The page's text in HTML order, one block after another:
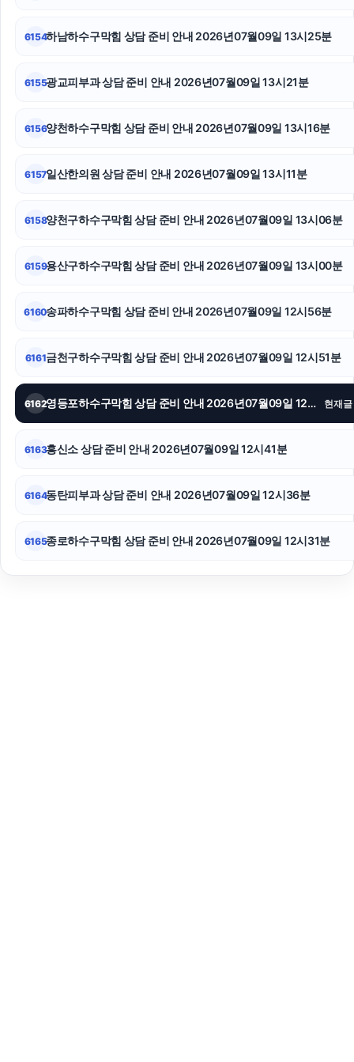
용산구하수구막힘
강남성범죄변호사
이혼재산분할
강아지보호소
6154하남하수구막힘 상담 준비 안내 2026년07월09일 13시25분
6155광교피부과 상담 준비 안내 2026년07월09일 13시21분
6156양천하수구막힘 상담 준비 안내 2026년07월09일 13시16분
6157일산한의원 상담 준비 안내 2026년07월09일 13시11분
6158양천구하수구막힘 상담 준비 안내 2026년07월09일 13시06분
6159용산구하수구막힘 상담 준비 안내 2026년07월09일 13시00분
6160송파하수구막힘 상담 준비 안내 2026년07월09일 12시56분
6161금천구하수구막힘 상담 준비 안내 2026년07월09일 12시51분
6162 영등포하수구막힘 상담 준비 안내 2026년07월09일 12시46분 현재글
6163흥신소 상담 준비 안내 2026년07월09일 12시41분
6164동탄피부과 상담 준비 안내 2026년07월09일 12시36분
6165종로하수구막힘 상담 준비 안내 2026년07월09일 12시31분